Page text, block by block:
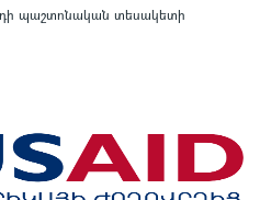
պաշտոնական տեսակետի